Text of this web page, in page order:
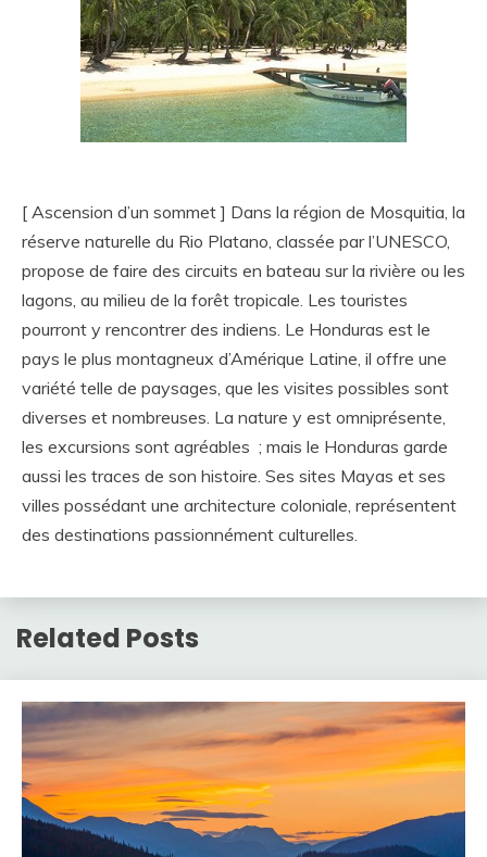
[ Ascension d’un sommet ] Dans la région de Mosquitia, la
réserve naturelle du Rio Platano, classée par l’UNESCO,
propose de faire des circuits en bateau sur la rivière ou les
lagons, au milieu de la forêt tropicale. Les touristes
pourront y rencontrer des indiens. Le Honduras est le
pays le plus montagneux d’Amérique Latine, il offre une
variété telle de paysages, que les visites possibles sont
diverses et nombreuses. La nature y est omniprésente,
les excursions sont agréables ; mais le Honduras garde
aussi les traces de son histoire. Ses sites Mayas et ses
villes possédant une architecture coloniale, représentent
des destinations passionnément culturelles.
Related Posts